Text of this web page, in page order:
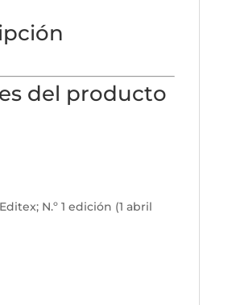
del producto
N.º 1 edición (1 abril